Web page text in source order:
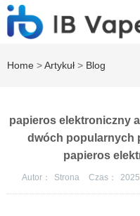
Home >Artykuł > Blog
papieros elektroniczny
dwóch popularnych
papieros
Autor： Strona Czas：